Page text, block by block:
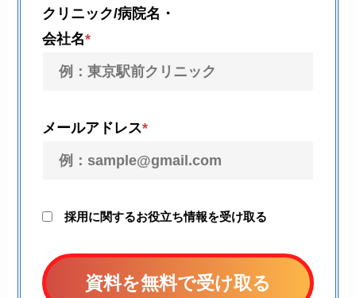
クリニック/病院名・
会社名*
メールアドレス*
採用に関するお役立ち情報を受け取る